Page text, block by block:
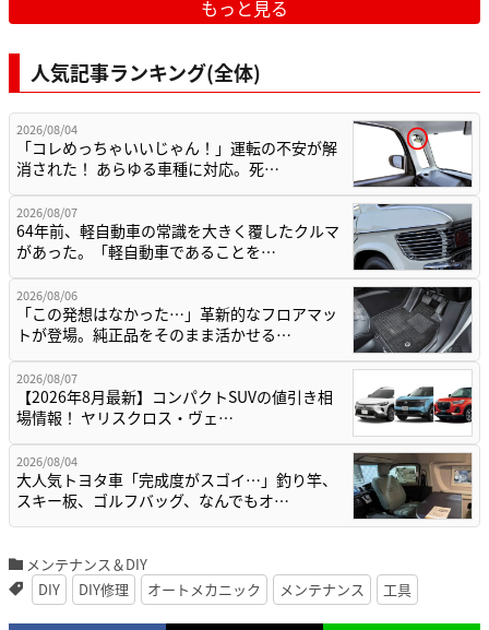
もっと見る
人気記事ランキング(全体)
2026/08/04
「コレめっちゃいいじゃん！」運転の不安が解
消された！ あらゆる車種に対応。死…
2026/08/07
64年前、軽自動車の常識を大きく覆したクルマ
があった。「軽自動車であることを…
2026/08/06
「この発想はなかった…」革新的なフロアマッ
トが登場。純正品をそのまま活かせる…
2026/08/07
【2026年8月最新】コンパクトSUVの値引き相
場情報！ ヤリスクロス・ヴェ…
2026/08/04
大人気トヨタ車「完成度がスゴイ…」釣り竿、
スキー板、ゴルフバッグ、なんでもオ…
メンテナンス＆DIY
DIY
DIY修理 オートメカニック メンテナンス 工具